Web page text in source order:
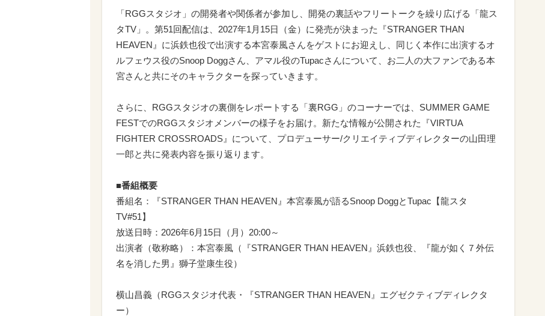
「RGGスタジオ」の開発者や関係者が参加し、開発の裏話やフリートークを繰り広げる「龍ス
タTV」。第51回配信は、2027年1月15日（金）に発売が決まった『STRANGER THAN
HEAVEN』に浜鉄也役で出演する本宮泰風さんをゲストにお迎えし、同じく本作に出演するオ
ルフェウス役のSnoop Doggさん、アマル役のTupacさんについて、お二人の大ファンである本
宮さんと共にそのキャラクターを探っていきます。
さらに、RGGスタジオの裏側をレポートする「裏RGG」のコーナーでは、SUMMER GAME
FESTでのRGGスタジオメンバーの様子をお届け。新たな情報が公開された『VIRTUA
FIGHTER CROSSROADS』について、プロデューサー/クリエイティブディレクターの山田理
一郎と共に発表内容を振り返ります。
■番組概要
番組名：『STRANGER THAN HEAVEN』本宮泰風が語るSnoop DoggとTupac【龍スタ
TV#51】
放送日時：2026年6月15日（月）20:00～
出演者（敬称略）：本宮泰風（『STRANGER THAN HEAVEN』浜鉄也役、『龍が如く７外伝
名を消した男』獅子堂康生役）
横山昌義（RGGスタジオ代表・『STRANGER THAN HEAVEN』エグゼクティブディレクタ
ー）